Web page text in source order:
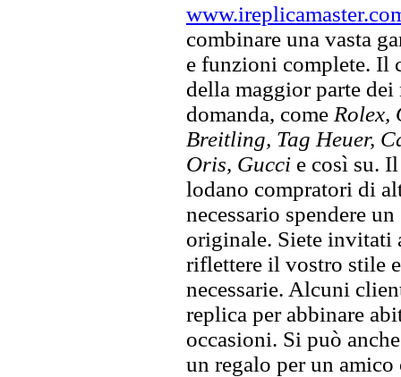
combinare una vasta
e funzioni complete. Il
della maggior parte
domanda, come Rolex,
Breitling, Tag Heuer,
Oris, Gucci e così su.
lodano compratori di
necessario spendere
originale. Siete invitati
riflettere il vostro stile
necessarie. Alcuni
replica per abbinare
occasioni. Si può
un regalo per un amico